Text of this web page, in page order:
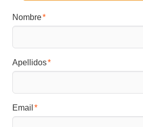
Nombre
Apellidos
Email